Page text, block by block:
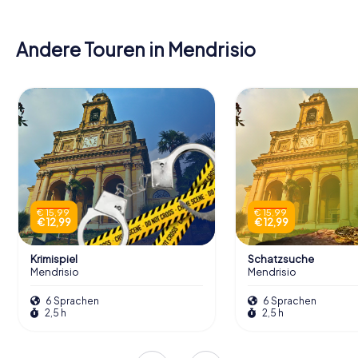
Andere Touren in Mendrisio
€ 15,99
€ 12,99
Krimispiel
Mendrisio
6 Sprachen
2,5 h
€ 15,99
€ 12,99
Schatzsuche
Mendrisio
6 Sprachen
2,5 h